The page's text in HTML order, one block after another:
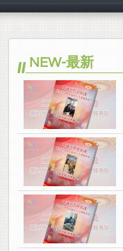
中国人
NEW-最新